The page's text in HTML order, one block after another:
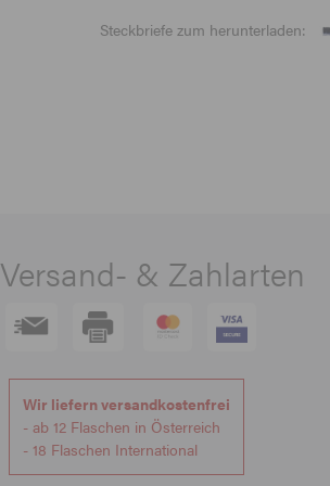
Steckbriefe zum herunterladen:
Versand- & Zahlarten
Wir liefern versandkostenfrei
- ab 12 Flaschen in Österreich
- 18 Flaschen International